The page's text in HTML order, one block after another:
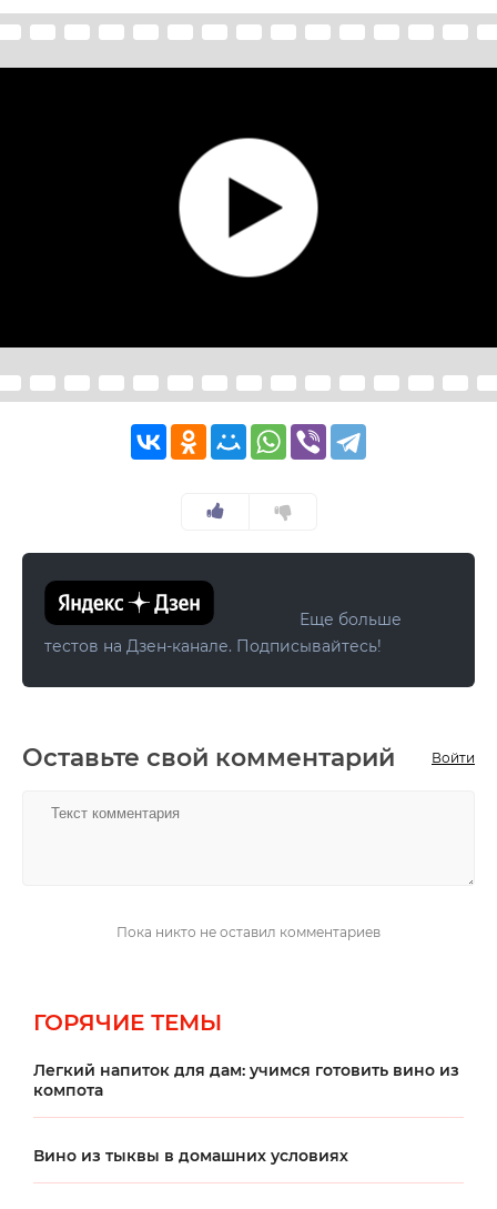
Еще больше
тестов на Дзен-канале. Подписывайтесь!
Оставьте свой комментарий Войти
Пока никто не оставил комментариев
ГОРЯЧИЕ ТЕМЫ
Легкий напиток для дам: учимся готовить вино из
компота
Вино из тыквы в домашних условиях